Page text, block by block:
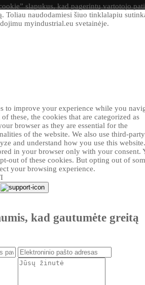
slapukus, kad pagerintų vartotojo
Toliau naudodamiesi šiuo tinklalapiu
myindustrial.eu svetainėje.
to improve your experience while you
these, the cookies that are categorized as
browser as they are essential for the
of the website. We also use third-party
and understand how you use this website.
in your browser only with your consent.
out of these cookies. But opting out of
your browsing experience.
kad gautumėte greitą